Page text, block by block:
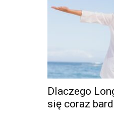
Dlaczego
się coraz